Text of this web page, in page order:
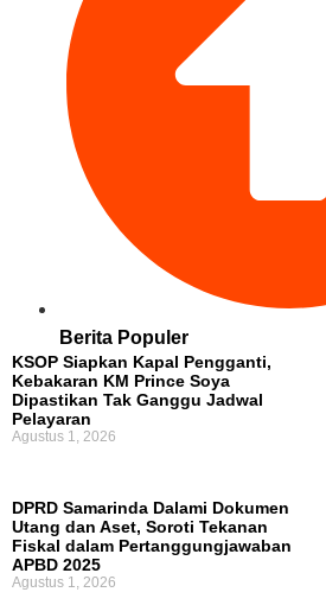
Berita Populer
KSOP Siapkan Kapal Pengganti,
Kebakaran KM Prince Soya
Dipastikan Tak Ganggu Jadwal
Pelayaran
Agustus 1, 2026
DPRD Samarinda Dalami Dokumen
Utang dan Aset, Soroti Tekanan
Fiskal dalam Pertanggungjawaban
APBD 2025
Agustus 1, 2026